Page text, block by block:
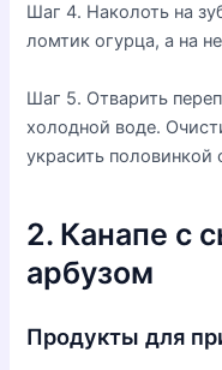
Шаг 4. Наколоть на
ломтик огурца, а на
Шаг 5. Отварить
холодной воде.
украсить половинкой
2. Канапе с
арбузом
Продукты для